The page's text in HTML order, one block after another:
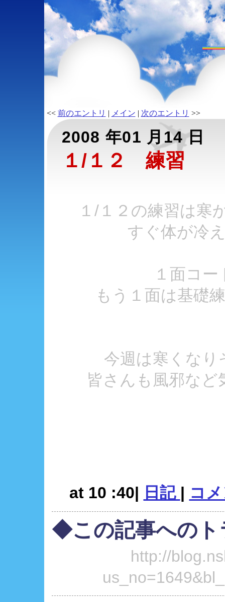
<< 前のエントリ | メイン | 次のエントリ >>
2008 年01 月14 日
１/１２ 練習
１/１２の練習は寒
すぐ体が冷
１面コ
もう１面は基礎
今週は寒くなり
皆さんも風邪な
at 10 :40| 日記 | コ
◆この記事へのト
http://